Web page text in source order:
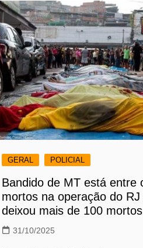
GERAL POLICIAL
Bandido de MT está entre
mortos na operação do RJ
deixou mais de 100 mortos
31/10/2025